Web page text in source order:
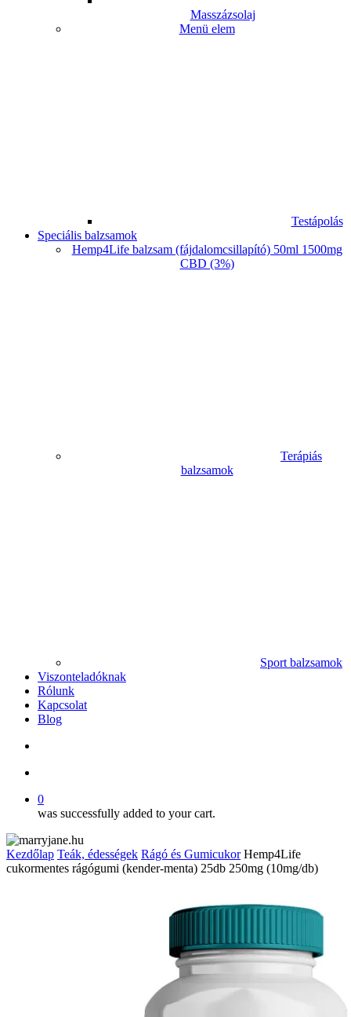
Masszázsolaj
Menü elem
Testápolás
Speciális balzsamok
Hemp4Life balzsam (fájdalomcsillapító) 50ml 1500mg
CBD (3%)
Terápiás
balzsamok
Sport balzsamok
Viszonteladóknak
Rólunk
Kapcsolat
Blog
0
was successfully added to your cart.
Kezdőlap Teák, édességek Rágó és Gumicukor Hemp4Life
cukormentes rágógumi (kender-menta) 25db 250mg (10mg/db)